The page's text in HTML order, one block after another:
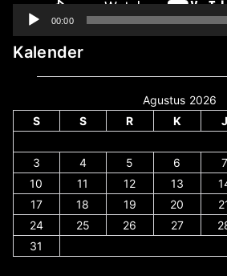
00:00
Kalender
Agustus 2026
S
S R K J
3
4 5 6 7
10
11 12 13
17
18 19 20
24
25 26 27
31